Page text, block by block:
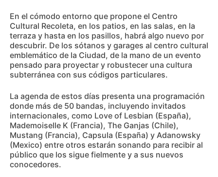
En el cómodo entorno que propone el Centro
Cultural Recoleta, en los patios, en las salas, en la
terraza y hasta en los pasillos, habrá algo nuevo por
descubrir. De los sótanos y garages al centro cultural
emblemático de la Ciudad, de la mano de un evento
pensado para proyectar y robustecer una cultura
subterránea con sus códigos particulares.
La agenda de estos días presenta una programación
donde más de 50 bandas, incluyendo invitados
internacionales, como Love of Lesbian (España),
Mademoiselle K (Francia), The Ganjas (Chile),
Mustang (Francia), Capsula (España) y Adanowsky
(Mexico) entre otros estarán sonando para recibir al
público que los sigue fielmente y a sus nuevos
conocedores.